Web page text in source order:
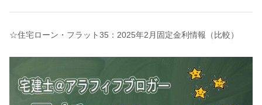
☆住宅ローン・フラット35：2025年2月固定金利情報（比較）